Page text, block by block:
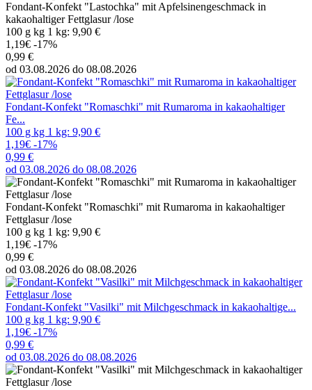
Fondant-Konfekt "Lastochka" mit Apfelsinengeschmack in
kakaohaltiger Fettglasur /lose
100 g kg 1 kg: 9,90 €
1,19€ -17%
0,99 €
od 03.08.2026 do 08.08.2026
Fondant-Konfekt "Romaschki" mit Rumaroma in kakaohaltiger
Fe...
100 g kg 1 kg: 9,90 €
1,19€ -17%
0,99 €
od 03.08.2026 do 08.08.2026
Fondant-Konfekt "Romaschki" mit Rumaroma in kakaohaltiger
Fettglasur /lose
100 g kg 1 kg: 9,90 €
1,19€ -17%
0,99 €
od 03.08.2026 do 08.08.2026
Fondant-Konfekt "Vasilki" mit Milchgeschmack in kakaohaltige...
100 g kg 1 kg: 9,90 €
1,19€ -17%
0,99 €
od 03.08.2026 do 08.08.2026